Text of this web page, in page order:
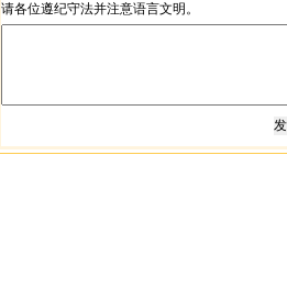
请各位遵纪守法并注意语言文明。